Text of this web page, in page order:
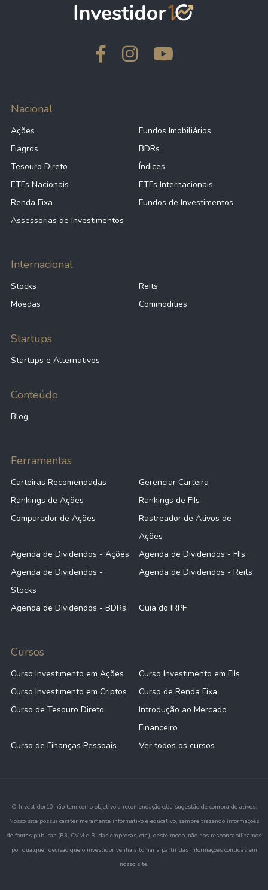
Nacional
Ações
Fundos Imobiliários
Fiagros
BDRs
Tesouro Direto
Índices
ETFs Nacionais
ETFs Internacionais
Renda Fixa
Fundos de Investimentos
Assessorias de Investimentos
Internacional
Stocks
Reits
Moedas
Commodities
Startups
Startups e Alternativos
Conteúdo
Blog
Ferramentas
Carteiras Recomendadas
Gerenciar Carteira
Rankings de Ações
Rankings de FIIs
Comparador de Ações
Rastreador de Ativos de
Ações
Agenda de Dividendos - Ações
Agenda de Dividendos - FIIs
Agenda de Dividendos -
Stocks
Agenda de Dividendos - Reits
Agenda de Dividendos - BDRs Guia do IRPF
Cursos
Curso Investimento em Ações
Curso Investimento em FIIs
Curso Investimento em Criptos
Curso de Renda Fixa
Curso de Tesouro Direto
Introdução ao Mercado
Financeiro
Curso de Finanças Pessoais
Ver todos os cursos
O Investidor10 não tem como objetivo a recomendação e/ou sugestão de compra de ativos.
Nosso site possui caráter meramente informativo e educativo, sempre trazendo informações
de fontes públicas (B3, CVM e RI das empresas, etc.), deste modo, não nos responsabilizamos
por qualquer decisão que o investidor venha a tomar a partir das informações contidas em
nosso site.